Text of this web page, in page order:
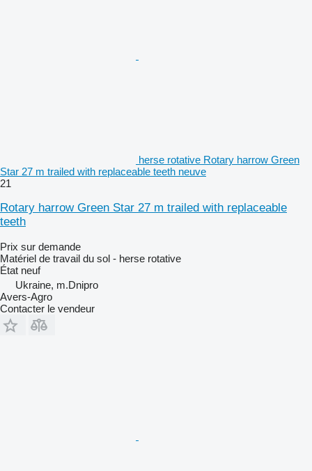
herse rotative Rotary harrow Green
Star 27 m trailed with replaceable teeth neuve
21
Rotary harrow Green Star 27 m trailed with replaceable
teeth
Prix sur demande
Matériel de travail du sol - herse rotative
État neuf
Ukraine, m.Dnipro
Avers-Agro
Contacter le vendeur